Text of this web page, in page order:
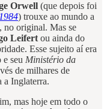
Orwell (que depois foi
) trouxe ao mundo a
, no original. Mas se
Leifertou ainda do
Esse sujeito aí era
e seu Ministério da
de milhares de
a Inglaterra.
mas hoje em todo o